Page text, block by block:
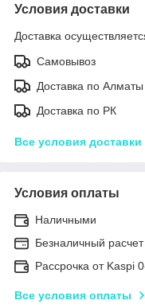
Условия доставки
Доставка
Самовывоз
Доставка по Алматы
Доставка по РК
Все условия доставки
Условия оплаты
Наличными
Безналичный расчет
Рассрочка от Kaspi
Все условия оплаты